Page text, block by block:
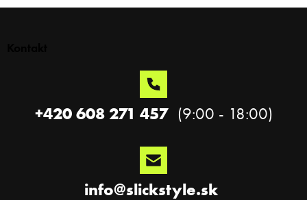
info@slickstyle.sk
+420 608 271 457